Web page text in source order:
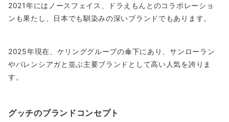
2021年にはノースフェイス、ドラえもんとのコラボレーショ
ンも果たし、日本でも馴染みの深いブランドでもあります。
2025年現在、ケリンググループの傘下にあり、サンローラン
やバレンシアガと並ぶ主要ブランドとして高い人気を誇りま
す。
グッチのブランドコンセプト